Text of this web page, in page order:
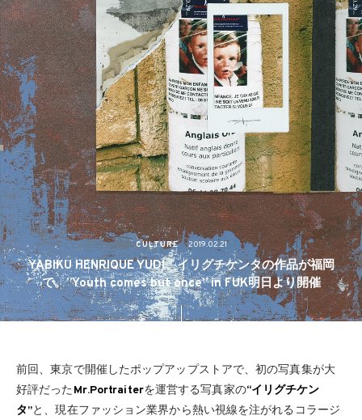
CULTURE 2019.02.21
YABIKU HENRIQUE YUDI、イリグチケンタの作品が福岡
で。”Youth comes but once” in FUK明日より開催
前回、東京で開催したポップアップストアで、初の写真集が大
好評だったMr.Portraiterを運営する写真家の“イリグチケン
タ”と、現在ファッション業界から熱い視線を注がれるコラージ